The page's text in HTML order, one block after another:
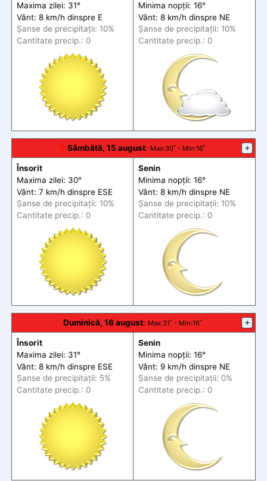
Maxima zilei: 31°
Vânt: 8 km/h dinspre E
Șanse de precipitații: 10%
Cantitate precip.: 0
Minima nopții: 16°
Vânt: 8 km/h dinspre NE
Șanse de precipitații: 10%
Cantitate precip.: 0
🕆 Sâmbătă, 15 august: Max:30˚ - Min:16˚ +
Însorit
Maxima zilei: 30°
Vânt: 7 km/h dinspre ESE
Șanse de precipitații: 10%
Cantitate precip.: 0
Senin
Minima nopții: 16°
Vânt: 8 km/h dinspre NE
Șanse de precipitații: 10%
Cantitate precip.: 0
Duminică, 16 august: Max:31˚ - Min:16˚ +
Însorit
Maxima zilei: 31°
Vânt: 8 km/h dinspre ESE
Șanse de precipitații: 5%
Cantitate precip.: 0
Senin
Minima nopții: 16°
Vânt: 9 km/h dinspre NE
Șanse de precipitații: 0%
Cantitate precip.: 0